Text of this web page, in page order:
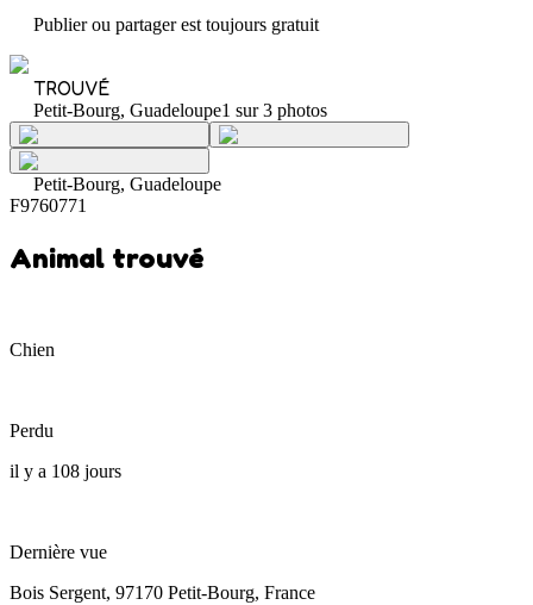
Publier ou partager est toujours gratuit
TROUVÉ
Petit-Bourg, Guadeloupe1 sur 3 photos
Petit-Bourg, Guadeloupe
F9760771
Animal trouvé
Chien
Perdu
il y a 108 jours
Dernière vue
Bois Sergent, 97170 Petit-Bourg, France